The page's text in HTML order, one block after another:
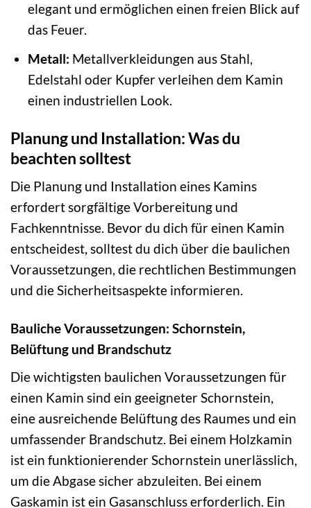
elegant und ermöglichen einen freien Blick auf
das Feuer.
Metall: Metallverkleidungen aus Stahl,
Edelstahl oder Kupfer verleihen dem Kamin
einen industriellen Look.
Planung und Installation: Was du
beachten solltest
Die Planung und Installation eines Kamins
erfordert sorgfältige Vorbereitung und
Fachkenntnisse. Bevor du dich für einen Kamin
entscheidest, solltest du dich über die baulichen
Voraussetzungen, die rechtlichen Bestimmungen
und die Sicherheitsaspekte informieren.
Bauliche Voraussetzungen: Schornstein,
Belüftung und Brandschutz
Die wichtigsten baulichen Voraussetzungen für
einen Kamin sind ein geeigneter Schornstein,
eine ausreichende Belüftung des Raumes und ein
umfassender Brandschutz. Bei einem Holzkamin
ist ein funktionierender Schornstein unerlässlich,
um die Abgase sicher abzuleiten. Bei einem
Gaskamin ist ein Gasanschluss erforderlich. Ein